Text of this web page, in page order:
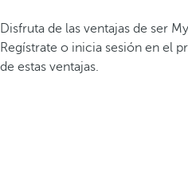
Disfruta de las ventajas de ser
Regístrate o inicia sesión en el
de estas ventajas.